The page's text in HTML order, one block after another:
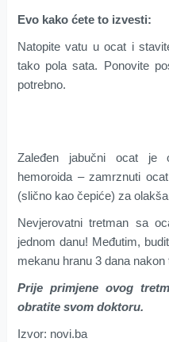
Evo kako ćete to izvesti:
Natopite vatu u ocat i
tako pola sata. Ponovite
potrebno.
Zaleđen jabučni ocat je
hemoroida – zamrznuti
(slično kao čepiće) za
Nevjerovatni tretman sa
jednom danu! Međutim,
mekanu hranu 3 dana nakon
Prije primjene ovog
obratite svom doktoru.
Izvor: novi.ba